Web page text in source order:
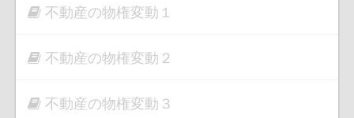
不動産の物権変動１
不動産の物権変動２
不動産の物権変動３